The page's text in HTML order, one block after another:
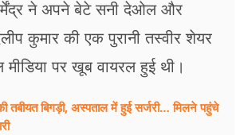
ने अपने बेटे सनी देओल और
कुमार की एक पुरानी तस्वीर शेयर
पर खूब वायरल हुई थी।
तबीयत बिगड़ी, अस्पताल में हुई सर्जरी… मिलने पहुंचे